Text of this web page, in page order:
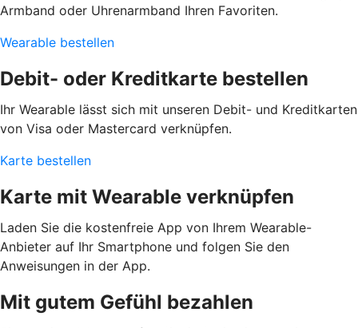
Armband oder Uhrenarmband Ihren Favoriten.
Wearable bestellen
Debit- oder Kreditkarte bestellen
Ihr Wearable lässt sich mit unseren Debit- und Kreditkarten
von Visa oder Mastercard verknüpfen.
Karte bestellen
Karte mit Wearable verknüpfen
Laden Sie die kostenfreie App von Ihrem Wearable-
Anbieter auf Ihr Smartphone und folgen Sie den
Anweisungen in der App.
Mit gutem Gefühl bezahlen